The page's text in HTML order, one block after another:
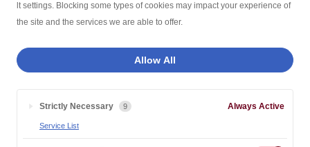
lt settings. Blocking some types of cookies may impact your experience of
the site and the services we are able to offer.
Allow All
Strictly Necessary 9 Always Active
Service List
授業サポートセンター